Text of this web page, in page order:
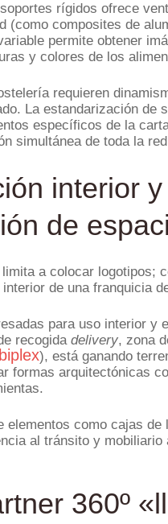
rígidos ofrece
(como composites de
permite obtener
y colores de los
requieren
La estandarización de
específicos de la
simultánea de toda la
interior
de
a colocar
de una franquicia
para uso interior
recogida delivery, zona
), está ganando
formas arquitectónicas
elementos como cajas
al tránsito y
360º